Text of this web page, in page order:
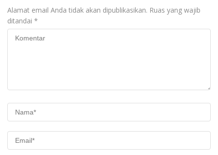
Alamat email Anda tidak akan dipublikasikan. Ruas yang wajib
ditandai *